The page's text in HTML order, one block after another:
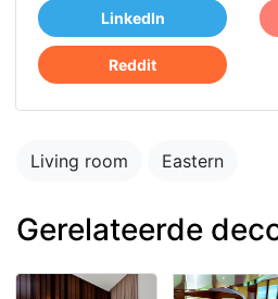
LinkedIn
Reddit
Living room Eastern
Gerelateerde